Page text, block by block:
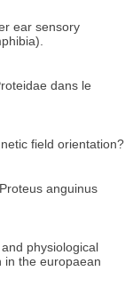
ear sensory
dans le
field orientation?
anguinus
physiological
in the europaean